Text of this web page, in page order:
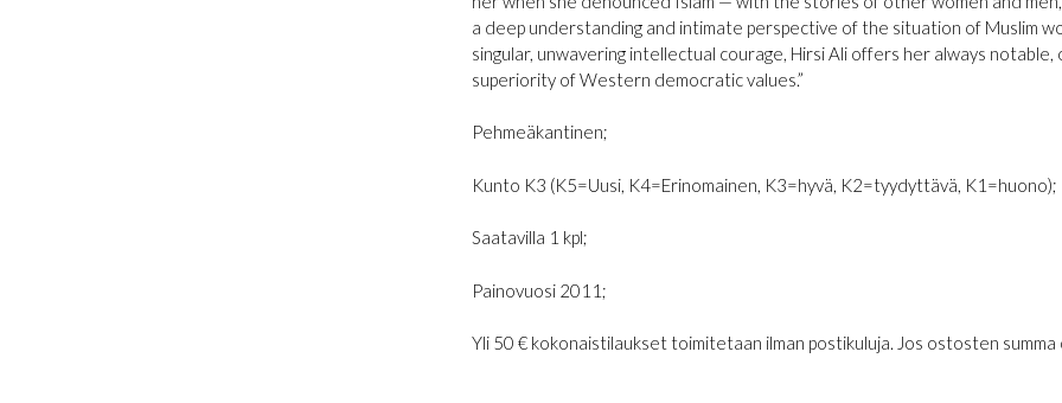
a deep understanding and intimate perspective of the situation of Muslim
singular, unwavering intellectual courage, Hirsi Ali offers her always
superiority of Western democratic values.”
Pehmeäkantinen;
Kunto K3 (K5=Uusi, K4=Erinomainen, K3=hyvä, K2=tyydyttävä, K1=huono);
Saatavilla 1 kpl;
Painovuosi 2011;
Yli 50 € kokonaistilaukset toimitetaan ilman postikuluja. Jos ostosten